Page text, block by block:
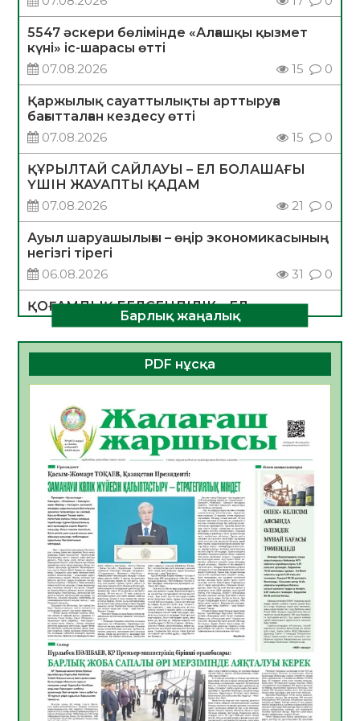
5547 әскери бөлімінде «Алғашқы қызмет
күні» іс-шарасы өтті
07.08.2026
15 0
Қаржылық сауаттылықты арттыруға
бағытталған кездесу өтті
07.08.2026
15 0
ҚҰРЫЛТАЙ САЙЛАУЫ – ЕЛ БОЛАШАҒЫ
ҮШІН ЖАУАПТЫ ҚАДАМ
07.08.2026
21 0
Ауыл шаруашылығы – өңір экономикасының
негізгі тірегі
06.08.2026
31 0
ҚОҒАМДЫҚ БЕЛСЕНДІЛІК – ЕЛ
ДАМУЫНЫҢ НЕГІЗІ
06.08.2026
30 0
ҚҰРЫЛТАЙ САЙЛАУЫ – БОЛАШАҚҚА
06.08.2026
Инфекциялық ауруларға қарсы иммундау
жұмыстарының тиімділігі
06.08.2026
33
Көкжөтел ауруы туралы
06.08.2026
30
АПВ вакцинасы туралы мәлімет
06.08.2026
31
Open Air: Қызылорда облысы полиция
департаменті 20 мыңнан астам
көрерменнің қауіпсіздігін қамтамасыз етті
06.08.2026
41
ҚЫЗЫЛОРДАДА «САНАЛЫ ҰРПАҚ –
ЖАРҚЫН БОЛАШАҚ» АТТЫ КЕҢЕЙТІЛГЕН
Барлық жаңалық
PDF нұсқа